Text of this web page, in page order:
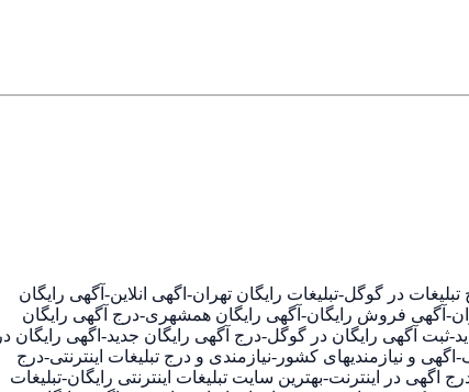
در گوگل-تبلیغات رایگان تهران-اگهی انلاین-آگهی رایگان
آگهی فروش رایگان-آگهی رایگان همشهری-درج آگهی رایگان
پربازدید-ثبت آگهی رایگان در گوگل-درج آگهی رایگان جدید-اگهی رایگان
و نیازمندیهای کشور-نیازمندی و درج تبلیغات اینترنتی-درج
در اینترنت-بهترین سایت تبلیغات اینترنتی رایگان-تبلیغات